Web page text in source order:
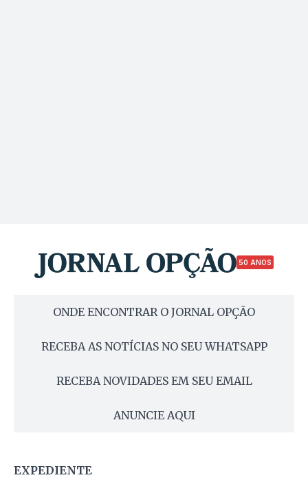
50 ANOS
ONDE ENCONTRAR O JORNAL OPÇÃO
RECEBA AS NOTÍCIAS NO SEU WHATSAPP
RECEBA NOVIDADES EM SEU EMAIL
ANUNCIE AQUI
EXPEDIENTE